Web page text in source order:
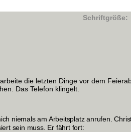
Schriftgröße:
die letzten Dinge vor dem
Das Telefon klingelt.
niemals am Arbeitsplatz anrufen.
sein muss. Er fährt fort: